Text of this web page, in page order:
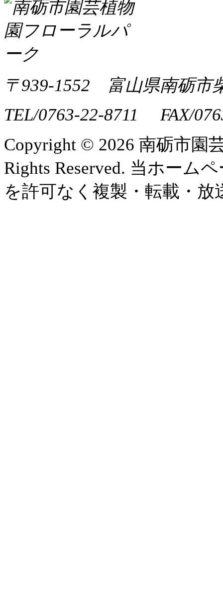
〒939-1552 富山県南砺市
TEL/0763-22-8711 FAX/
Copyright © 2026 南砺市園
Rights Reserved. 当ホーム
を許可なく複製・転載・